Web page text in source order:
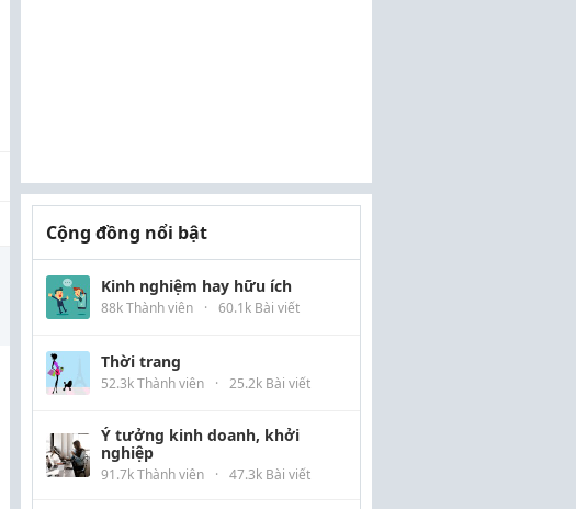
Cộng đồng nổi bật
Kinh nghiệm hay hữu ích
88k Thành viên · 60.1k Bài viết
Thời trang
52.3k Thành viên · 25.2k Bài viết
Ý tưởng kinh doanh, khởi
nghiệp
91.7k Thành viên · 47.3k Bài viết